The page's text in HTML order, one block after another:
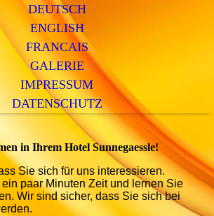
DEUTSCH
ENGLISH
FRANCAIS
GALERIE
IMPRESSUM
DATENSCHUTZ
in Ihrem Hotel Sunnegaessle!
Sie sich für uns interessieren.
paar Minuten Zeit und lernen Sie
Wir sind sicher, dass Sie sich bei